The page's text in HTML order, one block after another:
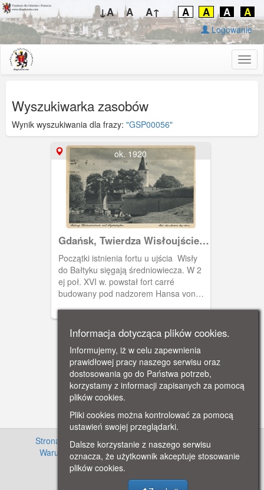
↓A A A↑ A A A A
Logowanie
Wyszukiwarka zasobów
Wynik wyszukiwania dla frazy: "GSP00056"
ok. 1920
Gdańsk, Twierdza Wisłoujście z
przystanią dla żaglówek, Danzig
Festung Weichselmünde mit
Seglerhafen
Początki istnienia fortu u ujścia Wisły
do Bałtyku sięgają średniowiecza. W 2
ej poł. XVI w. powstał fort carré
budowany pod nadzorem Hansa von
militarne. Jego załoga kontrolowała
statki wpływające do gdańskiego portu,
a wieża do 1758 r. spełniała rolę latarni
morskiej. W XIX r. znajdowało się tu
również więzienie. Obecnie pełni
funkcje muzealne. Na zdjęciu widoczna
przystań dla żaglówek, która powstała
w sąsiedztwie twierdzy w
dwudziestoleciu międzywojennym wraz
z utworzeniem tu siedziby klubów
żeglarskich.
Strona główna · Informacje o projekcie · Cennik
Warunki używania zasobów
· Kontakt ·
Regulamin
serwisu
· Polityka prywatności
Informacja dotycząca plików cookies.
Informujemy, iż w celu zapewnienia
prawidłowej pracy naszego serwisu oraz
dostosowania go do Państwa potrzeb,
korzystamy z informacji zapisanych za pomocą
plików cookies.
Pliki cookies można kontrolować za pomocą
ustawień swojej przeglądarki.
Dalsze korzystanie z naszego serwisu
oznacza, że użytkownik akceptuje stosowanie
plików cookies.